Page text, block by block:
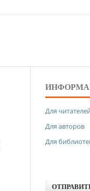
Для читателей
Для авторов
Для